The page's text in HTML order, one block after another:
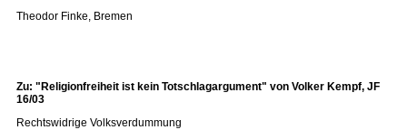
Theodor Finke, Bremen
Zu: "Religionfreiheit ist kein Totschlagargument" von Volker Kempf, JF
16/03
Rechtswidrige Volksverdummung